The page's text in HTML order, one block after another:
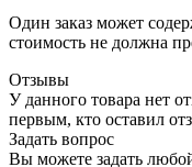
Один заказ может
стоимость не должна
Отзывы
У данного товара нет
первым, кто оставил
Задать вопрос
Вы можете задать